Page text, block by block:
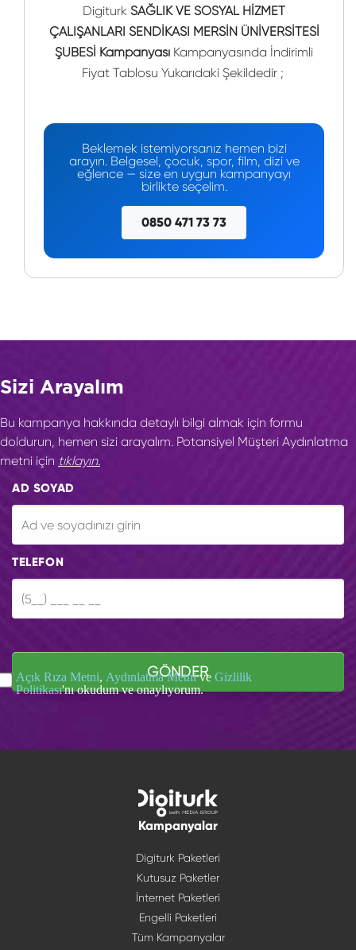
Digiturk SAĞLIK VE SOSYAL HİZMET
ÇALIŞANLARI SENDİKASI MERSİN ÜNİVERSİTESİ
ŞUBESİ Kampanyası Kampanyasında İndirimli
Fiyat Tablosu Yukarıdaki Şekildedir ;
Beklemek istemiyorsanız hemen bizi
arayın. Belgesel, çocuk, spor, film, dizi ve
eğlence — size en uygun kampanyayı
birlikte seçelim.
0850 471 73 73
Sizi Arayalım
Bu kampanya hakkında detaylı bilgi almak için formu
doldurun, hemen sizi arayalım. Potansiyel Müşteri Aydınlatma
metni için tıklayın.
AD SOYAD
TELEFON
GÖNDER
Açık Rıza Metni, Aydınlatma Metnive Gizlilik
Politikası'nı okudum ve onaylıyorum.
Kampanyalar
Digiturk Paketleri
Kutusuz Paketler
İnternet Paketleri
Engelli Paketleri
Tüm Kampanyalar